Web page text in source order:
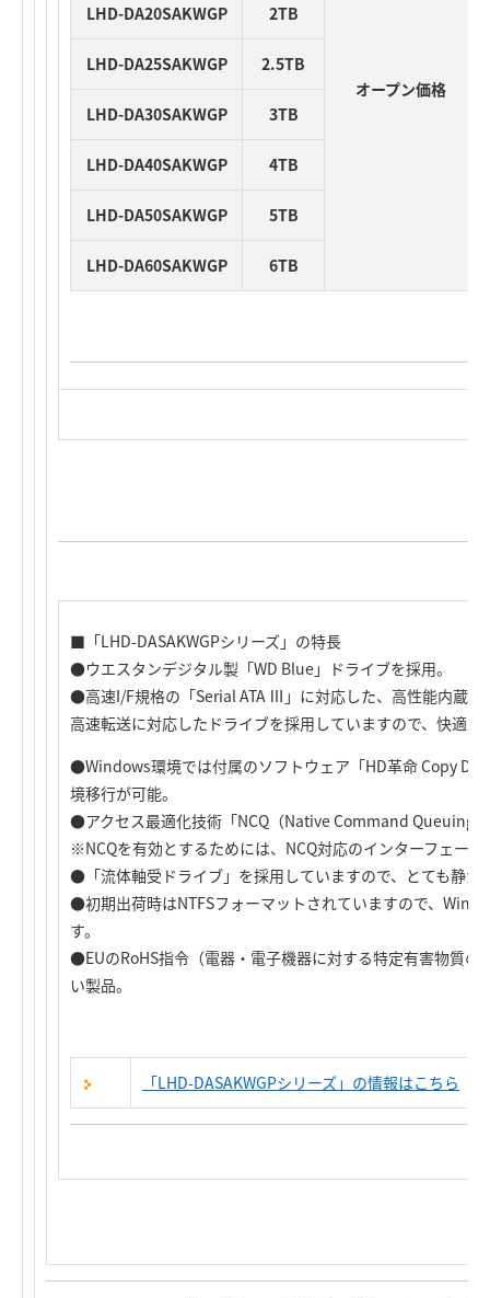
オープン価格
LHD-DA20SAKWGP 2TB
LHD-DA25SAKWGP 2.5TB
LHD-DA30SAKWGP 3TB
LHD-DA40SAKWGP 4TB
LHD-DA50SAKWGP 5TB
LHD-DA60SAKWGP 6TB
■「LHD-DASAKWGPシリーズ」の特長
●ウエスタンデジタル製「WD Blue」ドライブを採用。
●高速I/F規格の「Serial ATA Ⅲ」に対応した、高性能内蔵型
高速転送に対応したドライブを採用していますので、快適な
●Windows環境では付属のソフトウェア「HD革命 Copy
境移行が可能。
●アクセス最適化技術「NCQ（Native Command Queuing
※NCQを有効とするためには、NCQ対応のインターフェース
●「流体軸受ドライブ」を採用していますので、とても静か
●初期出荷時はNTFSフォーマットされていますので、
す。
●EUのRoHS指令（電器・電子機器に対する特定有害物質の
い製品。
「LHD-DASAKWGPシリーズ」の情報はこちら